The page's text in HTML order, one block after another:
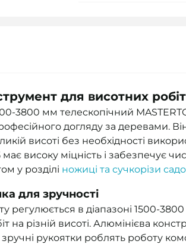
для висотних робіт
3800 мм телескопічний
догляду за деревами.
висоті без необхідності
має високу міцність і забезпечує
у розділі ножиці та сучкорізи
для зручності
регулюється в діапазоні 1500-
на різній висоті. Алюмінієва
зручні рукоятки роблять роботу